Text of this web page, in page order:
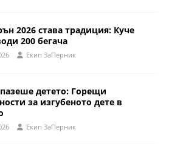
2026 става традиция: Куче
200 бегача
Eкип ЗаПерник
детето: Горещи
за изгубеното дете в
Eкип ЗаПерник